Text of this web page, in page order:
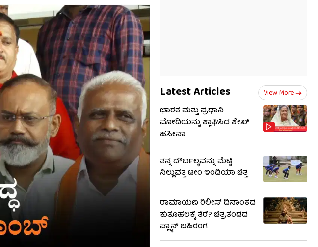
Latest Articles View More
ಭಾರತ ಮತ್ತು ಪ್ರಧಾನಿ
ಮೋದಿಯನ್ನು ಶ್ಲಾಘಿಸಿದ ಶೇಖ್
ಹಸೀನಾ
ತನ್ನ ದೌರ್ಬಲ್ಯವನ್ನು ಮೆಟ್ಟಿ
ನಿಲ್ಲುವತ್ತ ಟೀಂ ಇಂಡಿಯಾ ಚಿತ್ತ
ರಾಮಾಯಣ ರಿಲೀಸ್ ದಿನಾಂಕದ
ಕುತೂಹಲಕ್ಕೆ ತೆರೆ? ಚಿತ್ರತಂಡದ
ಪ್ಲ್ಯಾನ್ ಬಹಿರಂಗ